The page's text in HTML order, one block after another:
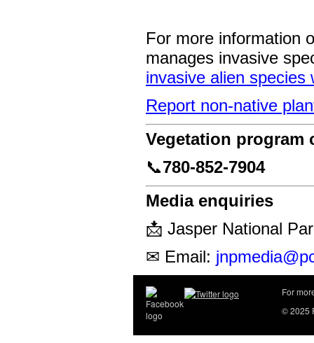
For more information
manages invasive
invasive alien species
Report non-native
Vegetation program
📞780‑852‑7904
Media enquiries
📩 Jasper National
✉ Email:
For
© 2025